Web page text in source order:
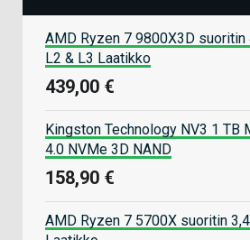
AMD Ryzen 7 9800X3D suoritin
L2 & L3 Laatikko
439,00 €
Kingston Technology NV3 1 TB
4.0 NVMe 3D NAND
158,90 €
AMD Ryzen 7 5700X suoritin